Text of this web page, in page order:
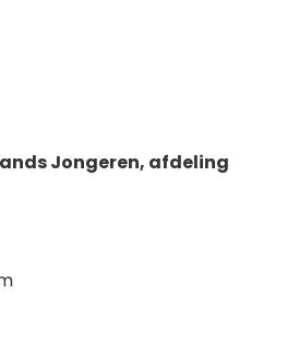
Jongeren, afdeling